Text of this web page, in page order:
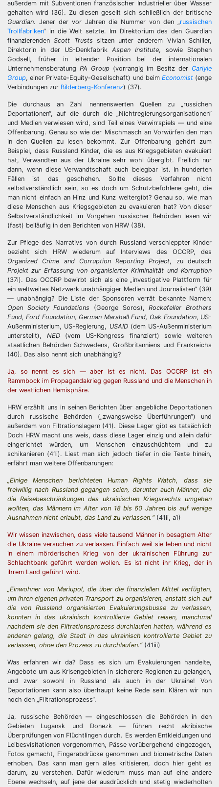
außerdem mit Subventionen französischer Industrieller über Wasser
gehalten wird (36). Zu diesen gesellt sich schließlich der britische
Guardian. Jener der vor Jahren die Nummer von den „russischen
Trollfabriken“ in die Welt setzte. Im Direktorium des den Guardian
finanzierendenScott Trusts sitzen unter anderem Vivian Schiller,
Direktorin in der US-DenkfabrikAspen Institute, sowie Stephen
Godsell, früher in leitender Position bei der internationalen
Unternehmensberatung PA Group(vorrangig im Besitz der Carlyle
Group, einer Private-Equity-Gesellschaft) und beim Economist(enge
Verbindungen zur Bilderberg-Konferenz) (37).
Die durchaus an Zahl nennenswerten Quellen zu „russichen
Deportationen“, auf die durch die „Nichtregierungsorganisationen“
und Medien verwiesen wird, sind Teil eines Verwirrspiels — und eine
Offenbarung. Genau so wie der Mischmasch an Vorwürfen den man
in den Quellen zu lesen bekommt. Zur Offenbarung gehört zum
Beispiel, dass Russland Kinder, die es aus Kriegsgebieten evakuiert
hat, Verwandten aus der Ukraine sehr wohl übergibt. Freilich nur
dann, wenn diese Verwandtschaft auch belegbar ist. In hunderten
Fällen ist das geschehen. Sollte dieses Verfahren nicht
selbstverständlich sein, so es doch um Schutzbefohlene geht, die
man nicht einfach an Hinz und Kunz weitergibt? Genau so, wie man
diese Menschen aus Kriegsgebieten zu evakuieren hat? Von dieser
Selbstverständlichkeit im Vorgehen russischer Behörden lesen wir
(fast) beiläufig in den Berichten von HRW (38).
Zur Pflege des Narrativs von durch Russland verschleppter Kinder
bezieht sich HRW wiederum auf Interviews des OCCRP, des
Organized Crime and Corruption Reporting Project, zu deutsch
Projekt zur Erfassung von organisierter Kriminalität und Korruption
(37i). Das OCCRP bewirbt sich als eine „investigative Plattform für
ein weltweites Netzwerk unabhängiger Medien und Journalisten“ (39)
— unabhängig? Die Liste der Sponsoren verrät bekannte Namen:
Open Society Foundations (George Soros),Rockefeller Brothers
Fund, Ford Foundation, German Marshall Fund, Oak Foundation, US-
Außenministerium, US-Regierung, USAID(dem US-Außenministerium
unterstellt), NED(vom US-Kongress finanziert) sowie weiteren
staatlichen Behörden Schwedens, Großbritanniens und Frankreichs
(40). Das also nennt sich unabhängig?
Ja, so nennt es sich — aber ist es nicht. Das OCCRP ist ein
Rammbock im Propagandakrieg gegen Russland und die Menschen in
der westlichen Hemisphäre.
HRW erzählt uns in seinen Berichten über angebliche Deportationen
durch russische Behörden („zwangsweise Überführungen“) und
außerdem von Filtrationslagern (41). Diese Lager gibt es tatsächlich
Doch HRW macht uns weis, dass diese Lager einzig und allein dafür
eingerichtet würden, um Menschen einzuschüchtern und zu
schikanieren (41i). Liest man sich jedoch tiefer in die Texte hinein,
erfährt man weitere Offenbarungen:
„Einige Menschen berichteten Human Rights Watch, dass sie
freiwillig nach Russland gegangen seien, darunter auch Männer, die
die Reisebeschränkungen des ukrainischen Kriegsrechts umgehen
wollten, das Männern im Alter von 18 bis 60 Jahren bis auf wenige
Ausnahmen nicht erlaubt, das Land zu verlassen.“(41ii, a1)
Wir wissen inzwischen, dass viele tausend Männer in besagtem Alter
die Ukraine versuchen zu verlassen. Einfach weil sie leben und nicht
in einem mörderischen Krieg von der ukrainischen Führung zur
Schlachtbank geführt werden wollen. Es ist nicht ihr Krieg, der in
ihrem Land geführt wird.
„Einwohner von Mariupol, die über die finanziellen Mittel verfügten,
um ihren eigenen privaten Transport zu organisieren, anstatt sich auf
die von Russland organisierten Evakuierungsbusse zu verlassen,
konnten in das ukrainisch kontrollierte Gebiet reisen, manchmal
nachdem sie den Filtrationsprozess durchlaufen hatten, während es
anderen gelang, die Stadt in das ukrainisch kontrollierte Gebiet zu
verlassen, ohne den Prozess zu durchlaufen.“(41iii)
Was erfahren wir da? Dass es sich um Evakuierungen handelte,
Angebote um aus Krisengebieten in sicherere Regionen zu gelangen,
und zwar sowohl in Russland als auch in der Ukraine! Von
Deportationen kann also überhaupt keine Rede sein. Klären wir nun
noch den „Filtrationsprozess“.
Ja, russische Behörden — eingeschlossen die Behörden in den
Gebieten Lugansk und Donezk — führen recht akribische
Überprüfungen von Flüchtlingen durch. Es werden Entkleidungen und
Leibesvisitationen vorgenommen, Pässe vorübergehend eingezogen,
Fotos gemacht, Fingerabdrücke genommen und biometrische Daten
erhoben. Das kann man gern alles kritisieren, doch hier geht es
darum, zu verstehen. Dafür wiederum muss man auf eine andere
Ebene wechseln, auf jene der ausdrücklich und stetig wiederholten